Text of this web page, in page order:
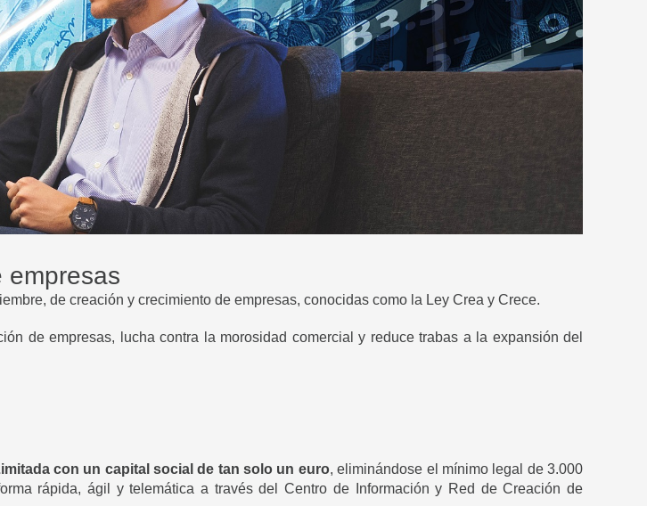
empresas
de creación y crecimiento de empresas, conocidas como la Ley Crea y Crece.
de empresas, lucha contra la morosidad comercial y reduce trabas a la expansión del
con un capital social de tan solo un euro, eliminándose el mínimo legal de 3.000
rápida, ágil y telemática a través del Centro de Información y Red de Creación de